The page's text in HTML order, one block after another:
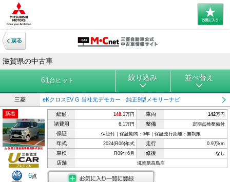
滋賀県の中古車
61 台ヒット 絞り込み 並べ替え
三菱 eKクロスEV G 当社元デモカー 純正9型メモリーナビ
新着
6点
総額 148.1万円 車両 142万円
諸費用 6.1万円 整備 定期点検整備付
保証 保証付｜保証期間：3年｜保証走行距離：無制限
年式 2024(R06)年式 走行 0.9万km
車検 R09年6月 修復 なし
店舗 滋賀県高島店